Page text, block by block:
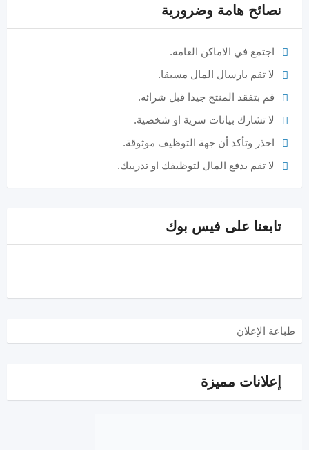
نصائح هامة وضرورية
اجتمع في الاماكن العامه.
لا تقم بارسال المال مسبقا.
قم بتفقد المنتج جيدا قبل شرائه.
لا تشارك بيانات سرية او شخصية.
احذر وتأكد أن جهة التوظيف موثوقة.
لا تقم بدفع المال لتوظيفك او تدريبك.
تابعنا على فيس بوك
طباعة الإعلان
إعلانات مميزة